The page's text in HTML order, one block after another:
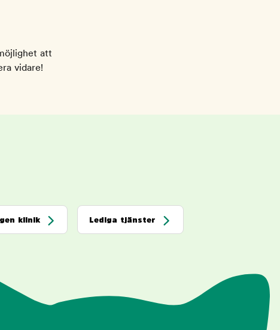
att
vidare!
klinik Lediga tjänster